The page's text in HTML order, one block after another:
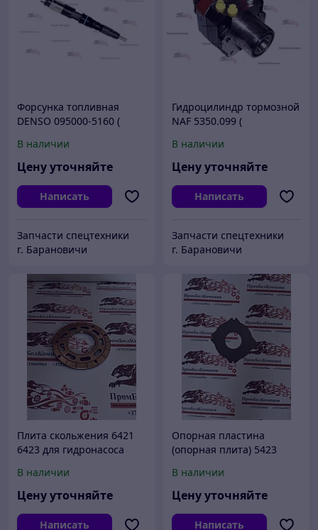
Форсунка топливная
DENSO 095000-5160 (
RE518725 / RE504181/
SE501937 для JOHN DEERE
В наличии
Цену уточняйте
Написать
Запчасти спецтехники
г. Барановичи
Гидроцилиндр тормозной
NAF 5350.099 (
NAF5350098 ) для
Амкодор, Ponsse, John
Deere
В наличии
Цену уточняйте
Написать
Запчасти спецтехники
г. Барановичи
Плита скольжения 6421
6423 для гидронасоса
Викерс), John Deere
В наличии
Цену уточняйте
Написать
Опорная пластина
(опорная плита) 5423
Eaton Vikers (Итон
Викерс), John Deere
В наличии
Цену уточняйте
Написать